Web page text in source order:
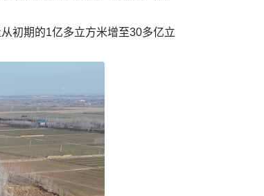
初期的1亿多立方米增至30多亿立